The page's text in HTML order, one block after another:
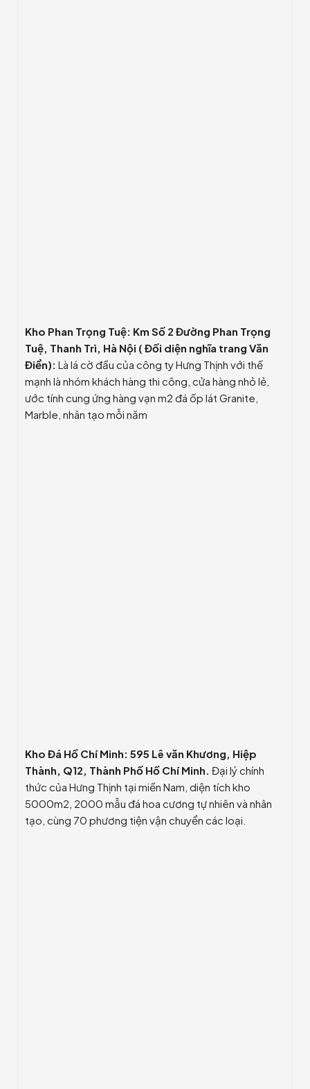
Kho Phan Trọng Tuệ: Km Số 2 Đường Phan Trọng
Tuệ, Thanh Trì, Hà Nội ( Đối diện nghĩa trang Văn
Điển): Là lá cờ đầu của công ty Hưng Thịnh với thế
mạnh là nhóm khách hàng thi công, cửa hàng nhỏ lẻ,
ước tính cung ứng hàng vạn m2 đá ốp lát Granite,
Marble, nhân tạo mỗi năm
Kho Đá Hồ Chí Minh: 595 Lê văn Khương, Hiệp
Thành, Q12, Thành Phố Hồ Chí Minh. Đại lý chính
thức của Hưng Thịnh tại miền Nam, diện tích kho
5000m2, 2000 mẫu đá hoa cương tự nhiên và nhân
tạo, cùng 70 phương tiện vận chuyển các loại.